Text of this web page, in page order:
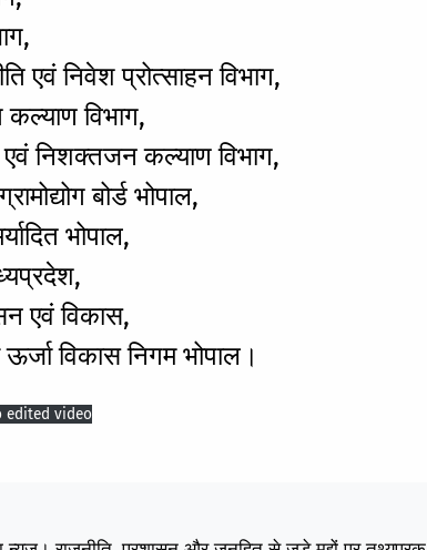
एवं निवेश प्रोत्साहन विभाग,
विभाग,
निशक्तजन कल्याण विभाग,
बोर्ड भोपाल,
भोपाल,
एवं विकास,
विकास निगम भोपाल।
edited video